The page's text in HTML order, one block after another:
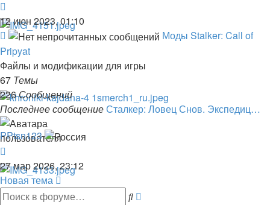
к
последнему
сообщению
12 июн 2023, 01:10
Канал
-
Моды
Stalker:
Call
of
Pripyat
Моды Stalker: Call of
Pripyat
Файлы и модификации для игры
67 Темы
226Сообщений
Последнее сообщениеСталкер: Ловец Снов. Экспедиц…
PPtsn123
к
последнему
сообщению
27 мар 2026, 23:12
Новая тема
Поиск